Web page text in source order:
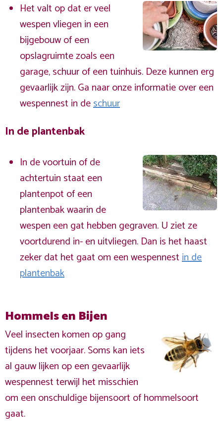
Het valt op dat er veel
wespen vliegen in een
bijgebouw of een
opslagruimte zoals een
garage, schuur of een tuinhuis. Deze kunnen erg
gevaarlijk zijn. Ga naar onze informatie over een
wespennest in deschuur
In de plantenbak
In de voortuin of de
achtertuin staat een
plantenpot of een
plantenbak waarin de
wespen een gat hebben gegraven. U ziet ze
voortdurend in- en uitvliegen. Dan is het haast
zeker dat het gaat om een wespennestin de
plantenbak
Hommels en Bijen
Veel insecten komen op gang
tijdens het voorjaar. Soms kan iets
al gauw lijken op een gevaarlijk
wespennest terwijl het misschien
om een onschuldige bijensoort of hommelsoort
gaat.